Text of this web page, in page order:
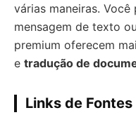
várias maneiras.
mensagem de texto
premium oferecem
e tradução de
Links de Fontes